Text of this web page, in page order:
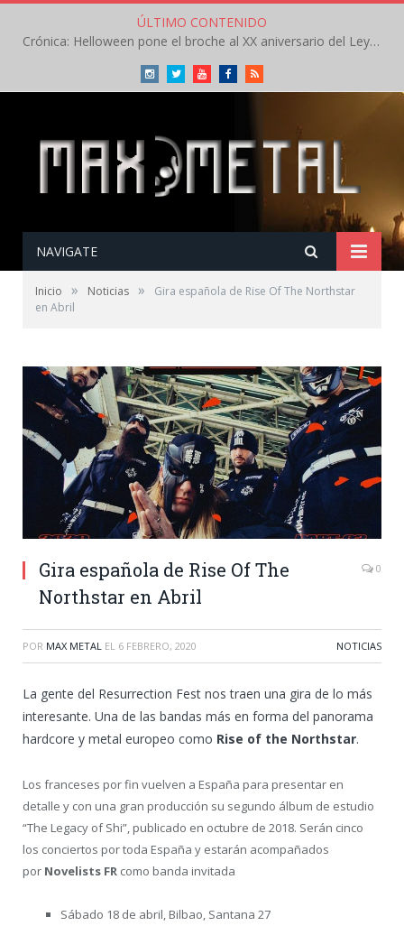
ÚLTIMO CONTENIDO
Crónica: Helloween pone el broche al XX aniversario del Leyendas del Rock – Sábado – Agosto 2026
InstagramTwitterYoutubeFacebookRSS
NAVIGATE
Inicio » Noticias »
Gira española de Rise Of The Northstar
en Abril
Gira española de Rise Of The
Northstar en Abril
0
POR MAX METAL EL 6 FEBRERO, 2020 NOTICIAS
La gente del Resurrection Fest nos traen una gira de lo más
interesante. Una de las bandas más en forma del panorama
hardcore y metal europeo como Rise of the Northstar.
Los franceses por fin vuelven a España para presentar en
detalle y con una gran producción su segundo álbum de estudio
“The Legacy of Shi”, publicado en octubre de 2018. Serán cinco
los conciertos por toda España y estarán acompañados
por Novelists FR como banda invitada
Sábado 18 de abril, Bilbao, Santana 27